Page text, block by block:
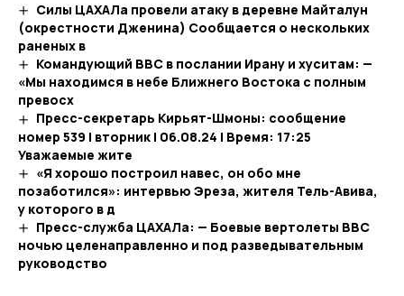
Силы ЦАХАЛа провели атаку в деревне Майталун
(окрестности Дженина) Сообщается о нескольких
раненых в
Командующий ВВС в послании Ирану и хуситам: —
«Мы находимся в небе Ближнего Востока с полным
превосх
Пресс-секретарь Кирьят-Шмоны: сообщение
номер 539 | вторник | 06.08.24 | Время: 17:25
Уважаемые жите
«Я хорошо построил навес, он обо мне
позаботился»: интервью Эреза, жителя Тель-Авива,
у которого в д
Пресс-служба ЦАХАЛа: — Боевые вертолеты ВВС
ночью целенаправленно и под разведывательным
руководство